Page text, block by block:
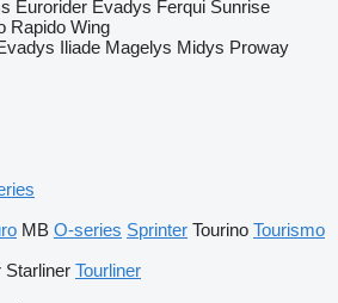
Eurorider Evadys Ferqui Sunrise
Rapido Wing
Iliade Magelys Midys Proway
MB O-series Sprinter Tourino Tourismo
Starliner Tourliner